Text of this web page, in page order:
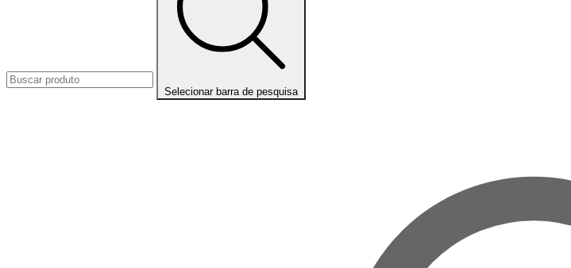
Selecionar barra de pesquisa